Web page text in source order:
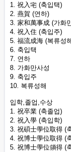
1. 祝入宅 (축입택)
2. 燕賀 (연하)
3. 家和萬事成 (가화
4. 祝入住 (축입주)
5. 福流成海 (복류성
6. 축입택
7. 연하
8. 가화만사성
9. 축입주
10. 복류성해
입학,졸업,수상
1. 祝卒業 (축졸업)
2. 祝入學 (축입학)
3. 祝碩士學位取得 (
4. 祝博士學位取得 (
5. 祝博士學位領得 (